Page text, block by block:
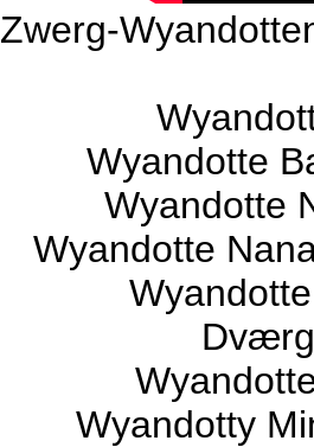
Zwerg-
Wyandotte
Wyandotte
Wyandotte
Wyandotty